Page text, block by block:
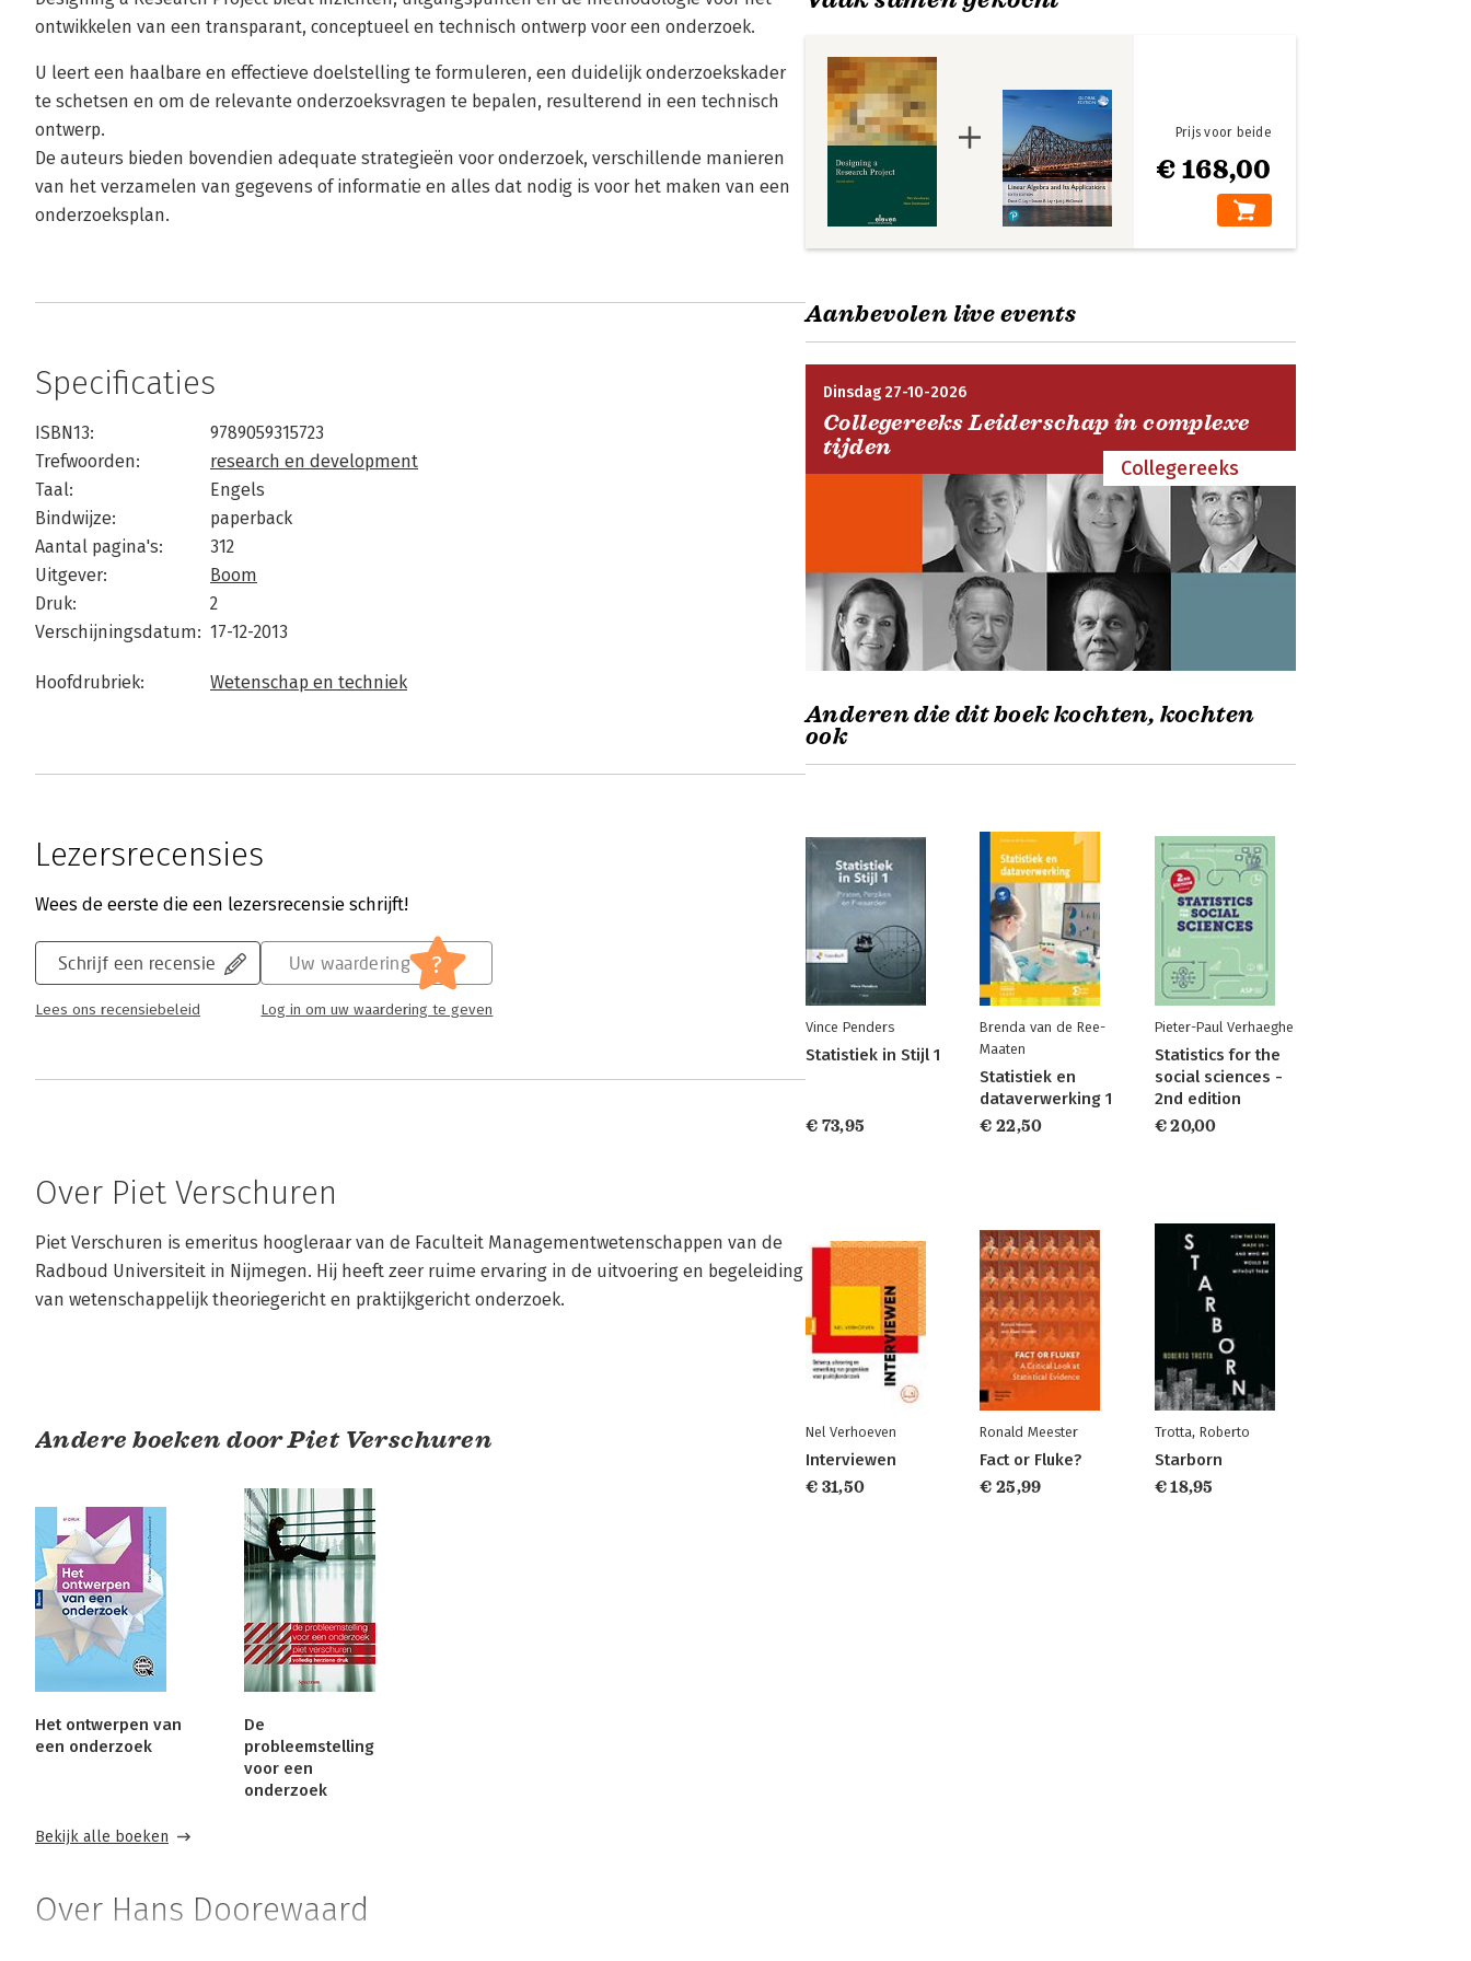
ontwikkelen van een transparant, conceptueel en technisch ontwerp voor een onderzoek.
U leert een haalbare en effectieve doelstelling te formuleren, een duidelijk onderzoekskader
te schetsen en om de relevante onderzoeksvragen te bepalen, resulterend in een technisch
ontwerp.
De auteurs bieden bovendien adequate strategieën voor onderzoek, verschillende manieren
van het verzamelen van gegevens of informatie en alles dat nodig is voor het maken van een
onderzoeksplan.
Specificaties
ISBN13:
9789059315723
Trefwoorden:
research en development
Taal:
Engels
Bindwijze:
paperback
Aantal pagina's:
312
Uitgever:
Boom
Druk:
2
Verschijningsdatum: 17-12-2013
Hoofdrubriek: Wetenschap en techniek
Lezersrecensies
Wees de eerste die een lezersrecensie schrijft!
Schrijf een recensie
Lees ons recensiebeleid
Uw waardering ?
Log in om uw waardering te geven
Over Piet Verschuren
Piet Verschuren is emeritus hoogleraar van de Faculteit Managementwetenschappen van de
Radboud Universiteit in Nijmegen. Hij heeft zeer ruime ervaring in de uitvoering en begeleiding
van wetenschappelijk theoriegericht en praktijkgericht onderzoek.
Andere boeken door Piet Verschuren
Het ontwerpen van
een onderzoek
De
probleemstelling
voor een
onderzoek
Bekijk alle boeken
Over Hans Doorewaard
€ 168,00
Prijs voor beide
Aanbevolen live events
Dinsdag 27-10-2026
Collegereeks Leiderschap in complexe
tijden
Collegereeks
Anderen die dit boek kochten, kochten
ook
Vince Penders
Statistiek in Stijl 1
€ 73,95
Brenda van de Ree-
Maaten
Statistiek en
dataverwerking 1
€ 22,50
Pieter-Paul Verhaeghe
Statistics for the
social sciences -
2nd edition
€ 20,00
Nel Verhoeven
Interviewen
€ 31,50
Ronald Meester
Fact or Fluke?
€ 25,99
Trotta, Roberto
Starborn
€ 18,95